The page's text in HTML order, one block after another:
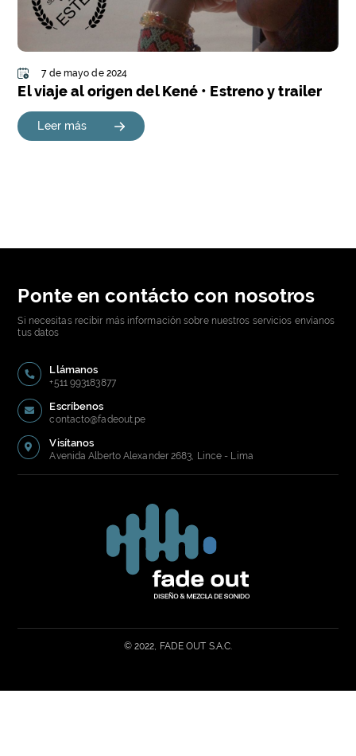
7 de mayo de 2024
El viaje al origen del Kené • Estreno y trailer
Leer más
Ponte en contácto con nosotros
Si necesitas recibir más información sobre nuestros servicios envíanos
tus datos
Llámanos
+511 993183877
Escríbenos
contacto@fadeout.pe
Visítanos
Avenida Alberto Alexander 2683, Lince - Lima
© 2022, FADE OUT S.A.C.